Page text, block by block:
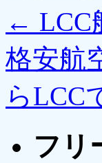
← LCC
格安航
らLCC
フリ